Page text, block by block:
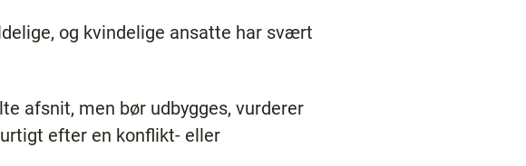
og kvindelige ansatte har svært
afsnit, men bør udbygges, vurderer
efter en konflikt- eller